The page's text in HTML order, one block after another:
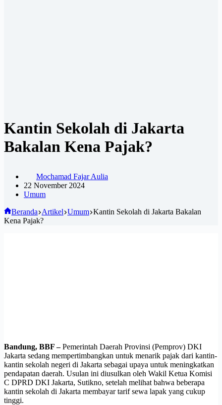
Kantin Sekolah di Jakarta
Bakalan Kena Pajak?
Mochamad Fajar Aulia
22 November 2024
Umum
Beranda Artikel Umum Kantin Sekolah di Jakarta Bakalan
Kena Pajak?
Bandung, BBF –Pemerintah Daerah Provinsi (Pemprov) DKI
Jakarta sedang mempertimbangkan untuk menarik pajak dari kantin-
kantin sekolah negeri di Jakarta sebagai upaya untuk meningkatkan
pendapatan daerah. Usulan ini diusulkan oleh Wakil Ketua Komisi
C DPRD DKI Jakarta, Sutikno, setelah melihat bahwa beberapa
kantin sekolah di Jakarta membayar tarif sewa lapak yang cukup
tinggi.